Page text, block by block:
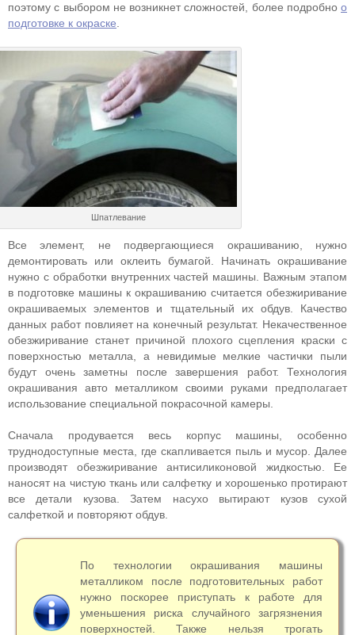
поэтому с выбором не возникнет сложностей, более подробно о
подготовке к окраске
Шпатлевание
Все элемент, не подвергающиеся окрашиванию, нужно
демонтировать или оклеить бумагой. Начинать окрашивание
нужно с обработки внутренних частей машины. Важным этапом
в подготовке машины к окрашиванию считается обезжиривание
окрашиваемых элементов и тщательный их обдув. Качество
данных работ повлияет на конечный результат. Некачественное
обезжиривание станет причиной плохого сцепления краски с
поверхностью металла, а невидимые мелкие частички пыли
будут очень заметны после завершения работ. Технология
окрашивания авто металликом своими руками предполагает
использование специальной покрасочной камеры.
Сначала продувается весь корпус машины, особенно
труднодоступные места, где скапливается пыль и мусор. Далее
производят обезжиривание антисиликоновой жидкостью. Ее
наносят на чистую ткань или салфетку и хорошенько протирают
все детали кузова. Затем насухо вытирают кузов сухой
салфеткой и повторяют обдув.
По технологии окрашивания машины
металликом после подготовительных работ
нужно поскорее приступать к работе для
уменьшения риска случайного загрязнения
поверхностей. Также нельзя трогать